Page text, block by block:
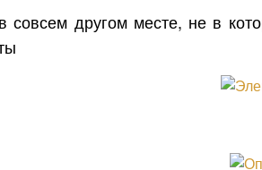
совсем другом месте, не в